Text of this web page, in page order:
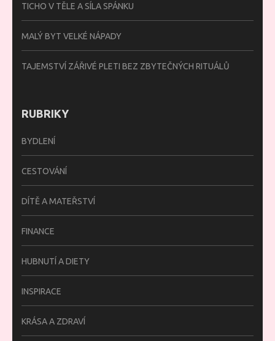
TICHO V TĚLE A SÍLA SPÁNKU
MALÝ BYT VELKÉ NÁPADY
TAJEMSTVÍ ZÁŘIVÉ PLETI BEZ ZBYTEČNÝCH RITUÁLŮ
RUBRIKY
BYDLENÍ
CESTOVÁNÍ
DÍTĚ A MATEŘSTVÍ
FINANCE
HUBNUTÍ A DIETY
INSPIRACE
KRÁSA A ZDRAVÍ